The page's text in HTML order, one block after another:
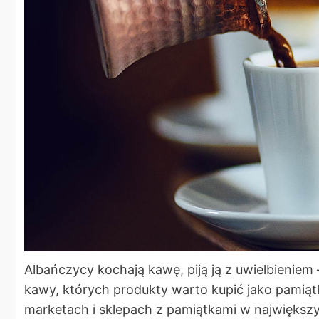
Albańczycy kochają kawę, piją ją z uwielbieniem
kawy, których produkty warto kupić jako
marketach i sklepach z pamiątkami w